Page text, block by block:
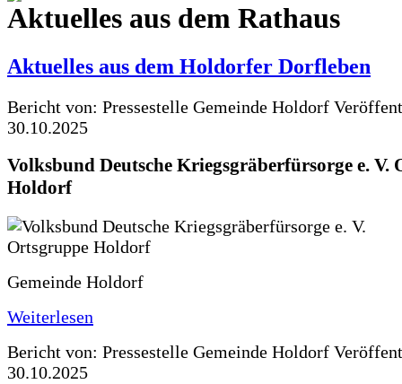
Aktuelles aus dem Rathaus
Aktuelles aus dem Holdorfer Dorfleben
Bericht von: Pressestelle Gemeinde Holdorf
30.10.2025
Volksbund Deutsche Kriegsgräberfürsorge e. V.
Holdorf
Gemeinde Holdorf
Weiterlesen
Bericht von: Pressestelle Gemeinde Holdorf
30.10.2025